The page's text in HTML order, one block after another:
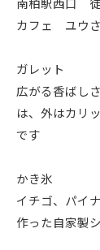
カフェ ユウ
ガレット
広がる香ばし
は、外はカリ
です
かき氷
イチゴ、パイ
作った自家製